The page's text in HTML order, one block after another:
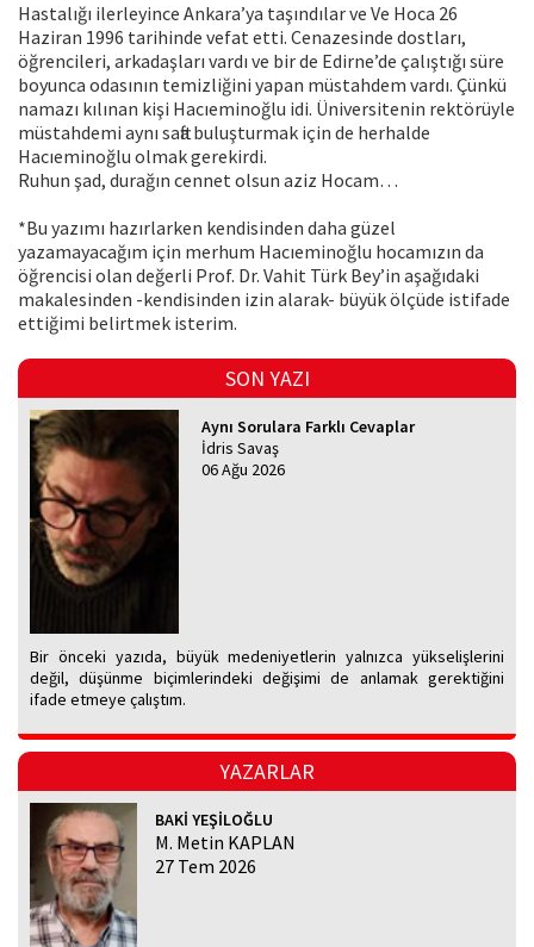
Hastalığı ilerleyince Ankara’ya taşındılar ve Ve Hoca 26
Haziran 1996 tarihinde vefat etti. Cenazesinde dostları,
öğrencileri, arkadaşları vardı ve bir de Edirne’de çalıştığı süre
boyunca odasının temizliğini yapan müstahdem vardı. Çünkü
namazı kılınan kişi Hacıeminoğlu idi. Üniversitenin rektörüyle
müstahdemi aynı safta buluşturmak için de herhalde
Hacıeminoğlu olmak gerekirdi.
Ruhun şad, durağın cennet olsun aziz Hocam…
*Bu yazımı hazırlarken kendisinden daha güzel
yazamayacağım için merhum Hacıeminoğlu hocamızın da
öğrencisi olan değerli Prof. Dr. Vahit Türk Bey’in aşağıdaki
makalesinden -kendisinden izin alarak- büyük ölçüde istifade
ettiğimi belirtmek isterim.
SON YAZI
Aynı Sorulara Farklı Cevaplar
İdris Savaş
06 Ağu 2026
Bir önceki yazıda, büyük medeniyetlerin yalnızca yükselişlerini
değil, düşünme biçimlerindeki değişimi de anlamak gerektiğini
ifade etmeye çalıştım.
YAZARLAR
BAKİ YEŞİLOĞLU
M. Metin KAPLAN
27 Tem 2026